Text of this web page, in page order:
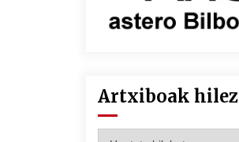
Artxiboak